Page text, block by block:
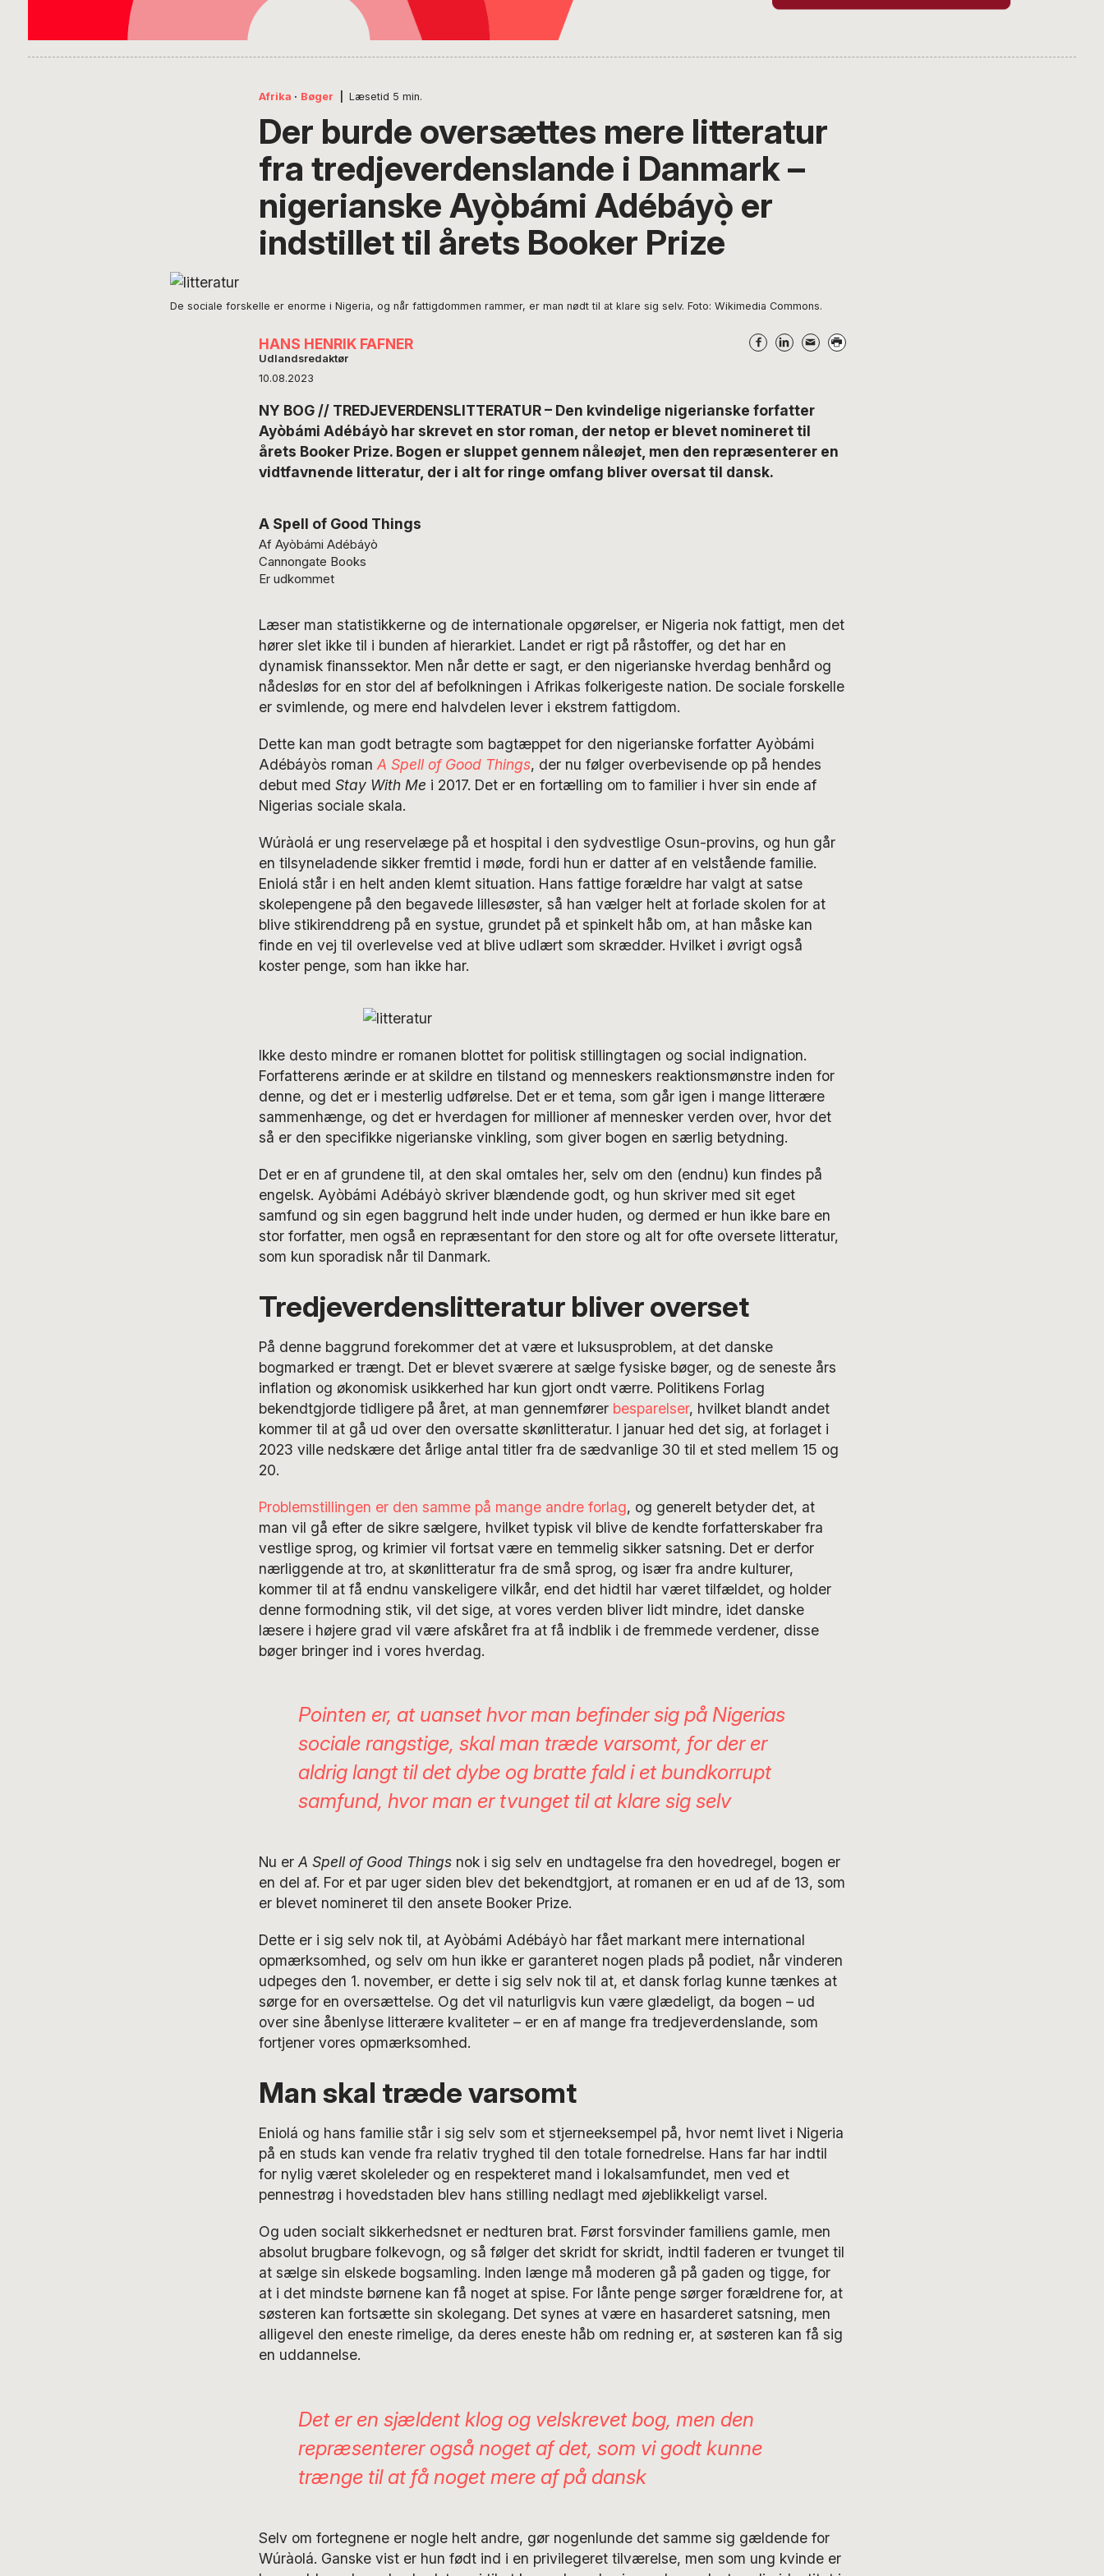
Afrika · Bøger Læsetid 5 min.
Der burde oversættes mere litteratur
fra tredjeverdenslande i Danmark –
nigerianske Ayọ̀bámi Adébáyọ̀ er
indstillet til årets Booker Prize
De sociale forskelle er enorme i Nigeria, og når fattigdommen rammer, er man nødt til at klare sig selv. Foto: Wikimedia Commons.
HANS HENRIK FAFNER
Udlandsredaktør
10.08.2023
NY BOG // TREDJEVERDENSLITTERATUR – Den kvindelige nigerianske forfatter
Ayòbámi Adébáyò har skrevet en stor roman, der netop er blevet nomineret til
årets Booker Prize. Bogen er sluppet gennem nåleøjet, men den repræsenterer en
vidtfavnende litteratur, der i alt for ringe omfang bliver oversat til dansk.
A Spell of Good Things
Af Ayòbámi Adébáyò
Cannongate Books
Er udkommet
Læser man statistikkerne og de internationale opgørelser, er Nigeria nok fattigt, men det
hører slet ikke til i bunden af hierarkiet. Landet er rigt på råstoffer, og det har en
dynamisk finanssektor. Men når dette er sagt, er den nigerianske hverdag benhård og
nådesløs for en stor del af befolkningen i Afrikas folkerigeste nation. De sociale forskelle
er svimlende, og mere end halvdelen lever i ekstrem fattigdom.
Dette kan man godt betragte som bagtæppet for den nigerianske forfatter Ayòbámi
Adébáyòs roman A Spell of Good Things, der nu følger overbevisende op på hendes
debut med Stay With Me i 2017. Det er en fortælling om to familier i hver sin ende af
Nigerias sociale skala.
Wúràolá er ung reservelæge på et hospital i den sydvestlige Osun-provins, og hun går
en tilsyneladende sikker fremtid i møde, fordi hun er datter af en velstående familie.
Eniolá står i en helt anden klemt situation. Hans fattige forældre har valgt at satse
skolepengene på den begavede lillesøster, så han vælger helt at forlade skolen for at
blive stikirenddreng på en systue, grundet på et spinkelt håb om, at han måske kan
finde en vej til overlevelse ved at blive udlært som skrædder. Hvilket i øvrigt også
koster penge, som han ikke har.
Ikke desto mindre er romanen blottet for politisk stillingtagen og social indignation.
Forfatterens ærinde er at skildre en tilstand og menneskers reaktionsmønstre inden for
denne, og det er i mesterlig udførelse. Det er et tema, som går igen i mange litterære
sammenhænge, og det er hverdagen for millioner af mennesker verden over, hvor det
så er den specifikke nigerianske vinkling, som giver bogen en særlig betydning.
Det er en af grundene til, at den skal omtales her, selv om den (endnu) kun findes på
engelsk. Ayòbámi Adébáyò skriver blændende godt, og hun skriver med sit eget
samfund og sin egen baggrund helt inde under huden, og dermed er hun ikke bare en
stor forfatter, men også en repræsentant for den store og alt for ofte oversete litteratur,
som kun sporadisk når til Danmark.
Tredjeverdenslitteratur bliver overset
På denne baggrund forekommer det at være et luksusproblem, at det danske
bogmarked er trængt. Det er blevet sværere at sælge fysiske bøger, og de seneste års
inflation og økonomisk usikkerhed har kun gjort ondt værre. Politikens Forlag
bekendtgjorde tidligere på året, at man gennemfører besparelser, hvilket blandt andet
kommer til at gå ud over den oversatte skønlitteratur. I januar hed det sig, at forlaget i
2023 ville nedskære det årlige antal titler fra de sædvanlige 30 til et sted mellem 15 og
20.
Problemstillingen er den samme på mange andre forlag, og generelt betyder det, at
man vil gå efter de sikre sælgere, hvilket typisk vil blive de kendte forfatterskaber fra
vestlige sprog, og krimier vil fortsat være en temmelig sikker satsning. Det er derfor
nærliggende at tro, at skønlitteratur fra de små sprog, og især fra andre kulturer,
kommer til at få endnu vanskeligere vilkår, end det hidtil har været tilfældet, og holder
denne formodning stik, vil det sige, at vores verden bliver lidt mindre, idet danske
læsere i højere grad vil være afskåret fra at få indblik i de fremmede verdener, disse
bøger bringer ind i vores hverdag.
Pointen er, at uanset hvor man befinder sig på Nigerias
sociale rangstige, skal man træde varsomt, for der er
aldrig langt til det dybe og bratte fald i et bundkorrupt
samfund, hvor man er tvunget til at klare sig selv
Nu erA Spell of Good Thingsnok i sig selv en undtagelse fra den hovedregel, bogen er
en del af. For et par uger siden blev det bekendtgjort, at romanen er en ud af de 13, som
er blevet nomineret til den ansete Booker Prize.
Dette er i sig selv nok til, at Ayòbámi Adébáyò har fået markant mere international
opmærksomhed, og selv om hun ikke er garanteret nogen plads på podiet, når vinderen
udpeges den 1. november, er dette i sig selv nok til at, et dansk forlag kunne tænkes at
sørge for en oversættelse. Og det vil naturligvis kun være glædeligt, da bogen – ud
over sine åbenlyse litterære kvaliteter – er en af mange fra tredjeverdenslande, som
fortjener vores opmærksomhed.
Man skal træde varsomt
Eniolá og hans familie står i sig selv som et stjerneeksempel på, hvor nemt livet i Nigeria
på en studs kan vende fra relativ tryghed til den totale fornedrelse. Hans far har indtil
for nylig været skoleleder og en respekteret mand i lokalsamfundet, men ved et
pennestrøg i hovedstaden blev hans stilling nedlagt med øjeblikkeligt varsel.
Og uden socialt sikkerhedsnet er nedturen brat. Først forsvinder familiens gamle, men
absolut brugbare folkevogn, og så følger det skridt for skridt, indtil faderen er tvunget til
at sælge sin elskede bogsamling. Inden længe må moderen gå på gaden og tigge, for
at i det mindste børnene kan få noget at spise. For lånte penge sørger forældrene for, at
søsteren kan fortsætte sin skolegang. Det synes at være en hasarderet satsning, men
alligevel den eneste rimelige, da deres eneste håb om redning er, at søsteren kan få sig
en uddannelse.
Det er en sjældent klog og velskrevet bog, men den
repræsenterer også noget af det, som vi godt kunne
trænge til at få noget mere af på dansk
Selv om fortegnene er nogle helt andre, gør nogenlunde det samme sig gældende for
Wúràolá. Ganske vist er hun født ind i en privilegeret tilværelse, men som ung kvinde er